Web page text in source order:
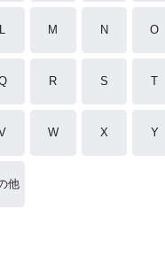
L M N O
R S T
W X Y
他